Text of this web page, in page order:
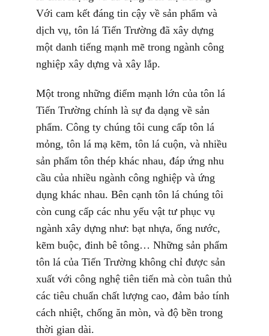
Với cam kết đáng tin cậy về sản phẩm và
dịch vụ, tôn lá Tiến Trường đã xây dựng
một danh tiếng mạnh mẽ trong ngành công
nghiệp xây dựng và xây lắp.
Một trong những điểm mạnh lớn của tôn lá
Tiến Trường chính là sự đa dạng về sản
phẩm. Công ty chúng tôi cung cấp tôn lá
mỏng, tôn lá mạ kẽm, tôn lá cuộn, và nhiều
sản phẩm tôn thép khác nhau, đáp ứng nhu
cầu của nhiều ngành công nghiệp và ứng
dụng khác nhau. Bên cạnh tôn lá chúng tôi
còn cung cấp các nhu yếu vật tư phục vụ
ngành xây dựng như: bạt nhựa, ống nước,
kẽm buộc, đinh bê tông… Những sản phẩm
tôn lá của Tiến Trường không chỉ được sản
xuất với công nghệ tiên tiến mà còn tuân thủ
các tiêu chuẩn chất lượng cao, đảm bảo tính
cách nhiệt, chống ăn mòn, và độ bền trong
thời gian dài.